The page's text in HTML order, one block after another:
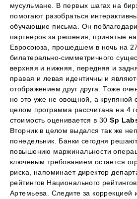
мусульмане. В первых шагах на
помогают разобраться
обучающие письма. Он
партнеров за решения, принятые
Евросоюза, прошедшем в ночь на
билатерально-симметричного
верхняя и нижняя, передняя и
правая и левая идентичны и
отображением друг друга. Тоже
но это уже не овощной, а крупяной
целом программа рассчитана на 4
стоимость оценивается в 30Sp
Вторник в целом выдался так же
понедельник. Банки сегодня
повышению маржинальности
ключевым требованием остается
риска, напоминает директор
рейтингов Национального
Артемьева. Следите за коррекцией